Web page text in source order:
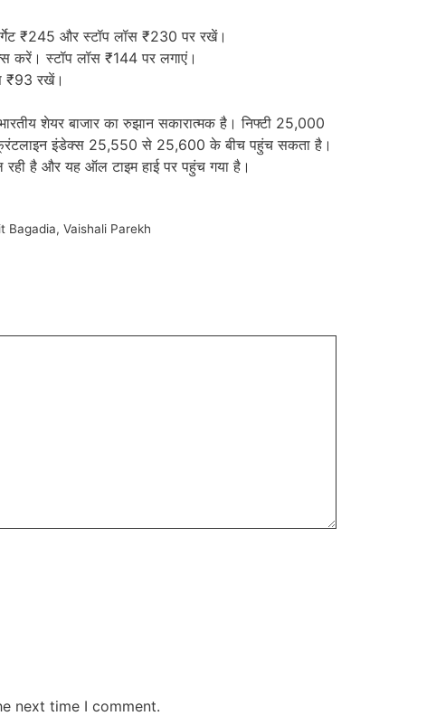
₹245 और स्टॉप लॉस ₹230 पर रखें।
करें। स्टॉप लॉस ₹144 पर लगाएं।
₹93 रखें।
शेयर बाजार का रुझान सकारात्मक है। निफ्टी 25,000
इंडेक्स 25,550 से 25,600 के बीच पहुंच सकता है।
रही है और यह ऑल टाइम हाई पर पहुंच गया है।
Bagadia, Vaishali Parekh
next time I comment.